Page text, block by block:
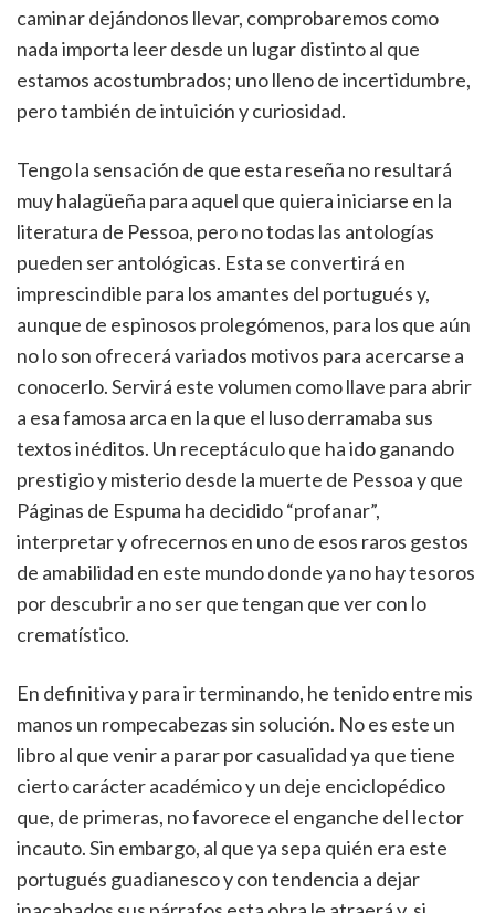
caminar dejándonos llevar, comprobaremos como
nada importa leer desde un lugar distinto al que
estamos acostumbrados; uno lleno de incertidumbre,
pero también de intuición y curiosidad.
Tengo la sensación de que esta reseña no resultará
muy halagüeña para aquel que quiera iniciarse en la
literatura de Pessoa, pero no todas las antologías
pueden ser antológicas. Esta se convertirá en
imprescindible para los amantes del portugués y,
aunque de espinosos prolegómenos, para los que aún
no lo son ofrecerá variados motivos para acercarse a
conocerlo. Servirá este volumen como llave para abrir
a esa famosa arca en la que el luso derramaba sus
textos inéditos. Un receptáculo que ha ido ganando
prestigio y misterio desde la muerte de Pessoa y que
Páginas de Espuma ha decidido “profanar”,
interpretar y ofrecernos en uno de esos raros gestos
de amabilidad en este mundo donde ya no hay tesoros
por descubrir a no ser que tengan que ver con lo
crematístico.
En definitiva y para ir terminando, he tenido entre mis
manos un rompecabezas sin solución. No es este un
libro al que venir a parar por casualidad ya que tiene
cierto carácter académico y un deje enciclopédico
que, de primeras, no favorece el enganche del lector
incauto. Sin embargo, al que ya sepa quién era este
portugués guadianesco y con tendencia a dejar